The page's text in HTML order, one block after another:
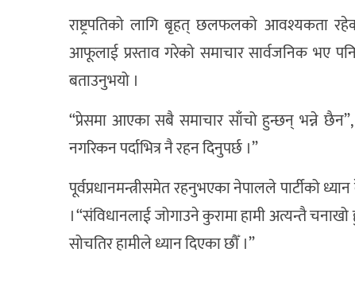
राष्ट्रपतिको लागि बृहत् छलफलको आवश्यकता
आफूलाई प्रस्ताव गरेको समाचार सार्वजनिक भए
बताउनुभयो ।
“प्रेसमा आएका सबै समाचार साँचो हुन्छन् भन्ने छैन”,
नगरिकन पर्दाभित्र नै रहन दिनुपर्छ ।”
पूर्वप्रधानमन्त्रीसमेत रहनुभएका नेपालले पार्टीको
। “संविधानलाई जोगाउने कुरामा हामी अत्यन्तै
सोचतिर हामीले ध्यान दिएका छौँ ।”